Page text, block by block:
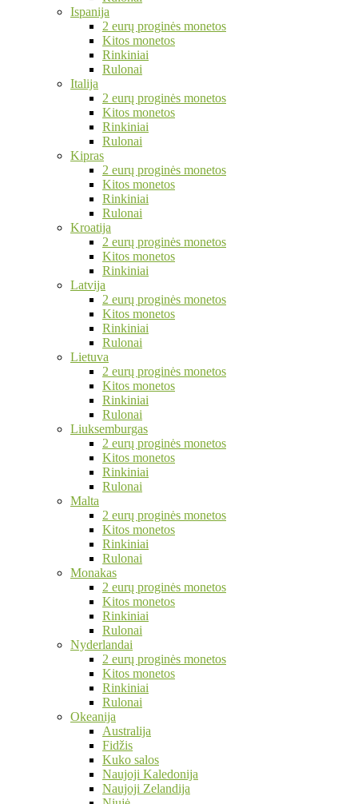
Ispanija
2 eurų proginės monetos
Kitos monetos
Rinkiniai
Rulonai
Italija
2 eurų proginės monetos
Kitos monetos
Rinkiniai
Rulonai
Kipras
2 eurų proginės monetos
Kitos monetos
Rinkiniai
Rulonai
Kroatija
2 eurų proginės monetos
Kitos monetos
Rinkiniai
Latvija
2 eurų proginės monetos
Kitos monetos
Rinkiniai
Rulonai
Lietuva
2 eurų proginės monetos
Kitos monetos
Rinkiniai
Rulonai
Liuksemburgas
2 eurų proginės monetos
Kitos monetos
Rinkiniai
Rulonai
Malta
2 eurų proginės monetos
Kitos monetos
Rinkiniai
Rulonai
Monakas
2 eurų proginės monetos
Kitos monetos
Rinkiniai
Rulonai
Nyderlandai
2 eurų proginės monetos
Kitos monetos
Rinkiniai
Rulonai
Okeanija
Australija
Fidžis
Kuko salos
Naujoji Kaledonija
Naujoji Zelandija